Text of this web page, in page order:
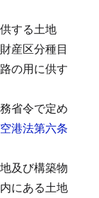
する土地
産区分種目
の用に供す
省令で定め
空港法第六条
及び構築物
にある土地